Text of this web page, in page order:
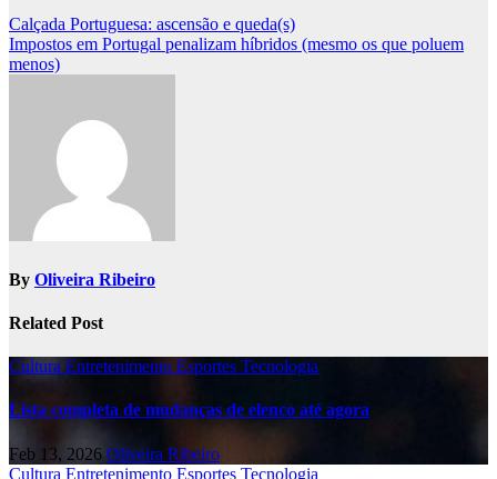
Post
navigation
Calçada Portuguesa: ascensão e queda(s)
Impostos em Portugal penalizam híbridos (mesmo os que poluem
menos)
By Oliveira Ribeiro
Related Post
Cultura Entretenimento Esportes Tecnologia
Lista completa de mudanças de elenco até agora
Feb 13, 2026 Oliveira Ribeiro
Cultura Entretenimento Esportes Tecnologia